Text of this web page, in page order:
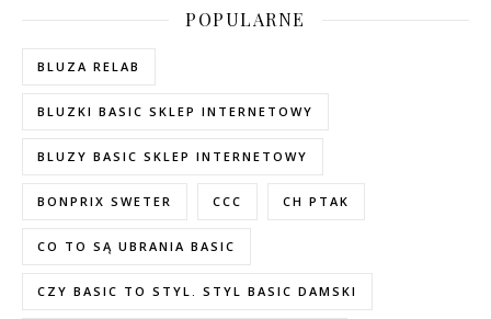
POPULARNE
BLUZA RELAB
BLUZKI BASIC SKLEP INTERNETOWY
BLUZY BASIC SKLEP INTERNETOWY
BONPRIX SWETER CCC CH PTAK
CO TO SĄ UBRANIA BASIC
CZY BASIC TO STYL. STYL BASIC DAMSKI